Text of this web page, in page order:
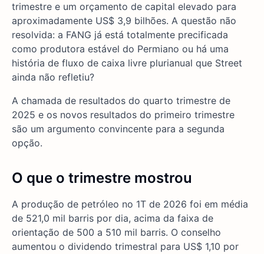
trimestre e um orçamento de capital elevado para
aproximadamente US$ 3,9 bilhões. A questão não
resolvida: a FANG já está totalmente precificada
como produtora estável do Permiano ou há uma
história de fluxo de caixa livre plurianual que Street
ainda não refletiu?
A chamada de resultados do quarto trimestre de
2025 e os novos resultados do primeiro trimestre
são um argumento convincente para a segunda
opção.
O que o trimestre mostrou
A produção de petróleo no 1T de 2026 foi em média
de 521,0 mil barris por dia, acima da faixa de
orientação de 500 a 510 mil barris. O conselho
aumentou o dividendo trimestral para US$ 1,10 por